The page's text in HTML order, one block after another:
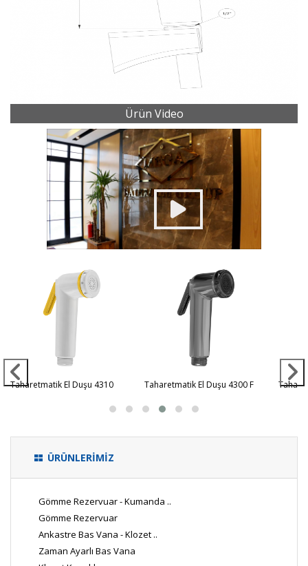
Ürün Video
Taharetmatik El Duşu 4310 Taharetmatik El Duşu 4300 F
ÜRÜNLERİMİZ
Gömme Rezervuar - Kumanda ..
Gömme Rezervuar
Ankastre Bas Vana - Klozet ..
Zaman Ayarlı Bas Vana